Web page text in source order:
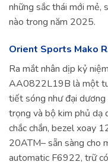
những sắc thái mới mẻ,
nào trong năm 2025.
Orient Sports Mako
Ra mắt nhân dịp kỷ
AA0822L19B là một
tiết sóng như đại dương
trọng và bộ kim phủ dạ
chắc chắn, bezel xoay
20ATM– sẵn sàng cho
automatic F6922, trữ